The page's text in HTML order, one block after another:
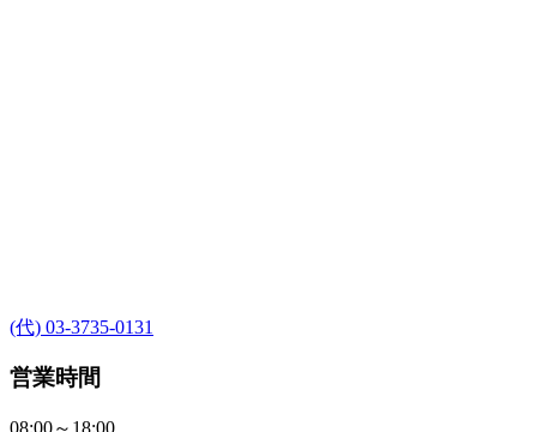
(代) 03-3735-0131
営業時間
08:00～18:00